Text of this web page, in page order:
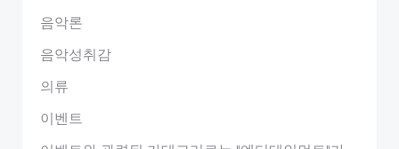
음악론
음악성취감
의류
이벤트